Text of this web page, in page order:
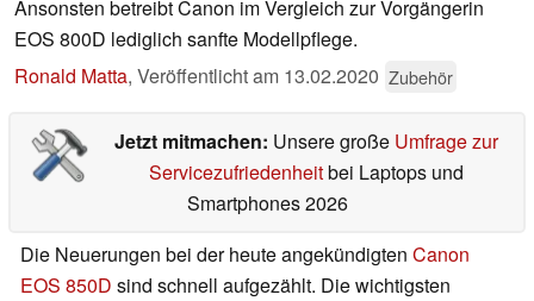
Ansonsten betreibt Canon im Vergleich zur Vorgängerin
EOS 800D lediglich sanfte Modellpflege.
Ronald Matta, Veröffentlicht am 13.02.2020 Zubehör
Jetzt mitmachen: Unsere große Umfrage zur
Servicezufriedenheitbei Laptops und
Smartphones 2026
Die Neuerungen bei der heute angekündigten Canon
EOS 850D sind schnell aufgezählt. Die wichtigsten